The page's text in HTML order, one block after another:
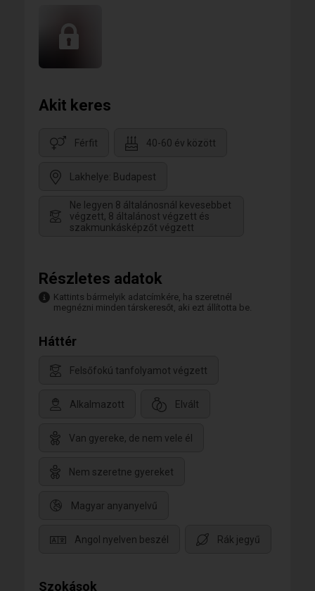
Akit keres
Férfit 40-60 év között
Lakhelye: Budapest
Ne legyen 8 általánosnál kevesebbet
végzett, 8 általánost végzett és
szakmunkásképzőt végzett
Részletes adatok
Kattints bármelyik adatcímkére, ha szeretnél
megnézni minden társkeresőt, aki ezt állította be.
Háttér
Felsőfokú tanfolyamot végzett
Alkalmazott Elvált
Van gyereke, de nem vele él
Nem szeretne gyereket
Magyar anyanyelvű
Angol nyelven beszél Rák jegyű
Szokások